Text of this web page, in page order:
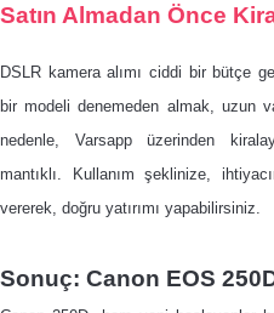
Satın Almadan Önce
DSLR kamera alımı ciddi bir bütçe
bir modeli denemeden almak, uzun
nedenle, Varsapp üzerinden
mantıklı. Kullanım şeklinize,
vererek, doğru yatırımı yapabilirsiniz.
Sonuç: Canon EOS